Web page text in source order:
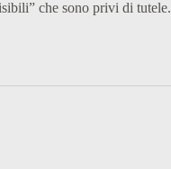
che sono privi di tutele.